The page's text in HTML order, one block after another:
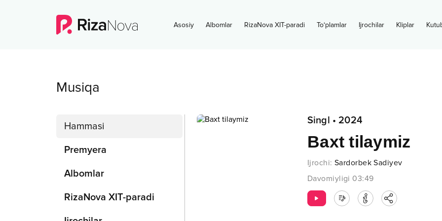
Asosiy Albomlar RizaNova XIT-paradi To‘plamlar Ijrochilar Kliplar
Musiqa
Hammasi
Premyera
Albomlar
RizaNova XIT-paradi
Singl • 2024
Baxt tilaymiz
Ijrochi: Sardorbek Sadiyev
Davomiyligi 03:49